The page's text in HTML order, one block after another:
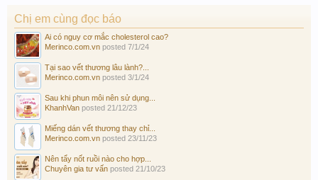
Chị em cùng đọc báo
Ai có nguy cơ mắc cholesterol cao?
Merinco.com.vn posted 7/1/24
Tại sao vết thương lâu lành?...
Merinco.com.vn posted 3/1/24
Sau khi phun môi nên sử dụng...
KhanhVan posted 21/12/23
Miếng dán vết thương thay chỉ...
Merinco.com.vn posted 23/11/23
Nên tẩy nốt ruồi nào cho hợp...
Chuyên gia tư vấn posted 21/10/23